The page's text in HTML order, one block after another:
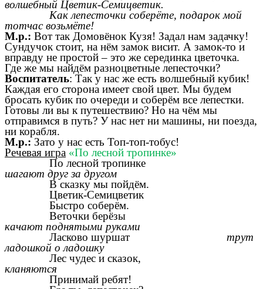
волшебный Цветик-Семицветик.
Как лепесточки соберёте, подарок мой
тотчас возьмёте!
М.р.: Вот так Домовёнок Кузя! Задал нам задачку!
Сундучок стоит, на нём замок висит. А замок-то и
вправду не простой – это же серединка цветочка.
Где же мы найдём разноцветные лепесточки?
Воспитатель: Так у нас же есть волшебный кубик!
Каждая его сторона имеет свой цвет. Мы будем
бросать кубик по очереди и соберём все лепестки.
Готовы ли вы к путешествию? Но на чём мы
отправимся в путь? У нас нет ни машины, ни поезда,
ни корабля.
М.р.: Зато у нас есть Топ-топ-тобус!
Речевая игра «По лесной тропинке»
По лесной тропинке
шагают друг за другом
В сказку мы пойдём.
Цветик-Семицветик
Быстро соберём.
Веточки берёзы
качают поднятыми руками
Ласково шуршат трут
ладошкой о ладошку
Лес чудес и сказок,
кланяются
Принимай ребят!